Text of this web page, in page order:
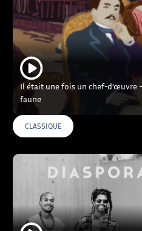
Il était une fois un chef-d’œuvre
faune
CLASSIQUE